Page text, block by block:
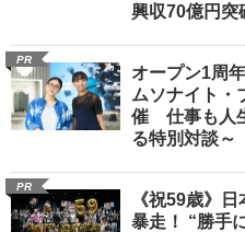
興収70億円突
PR
オープン1周
ムソナイト・
催 仕事も人
る特別対談～
PR
《祝59歳》
暴走！ “勝手